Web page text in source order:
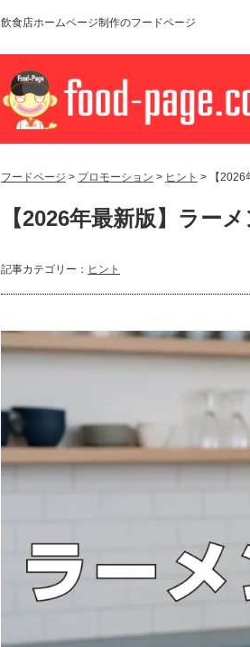
飲食店ホームページ制作のフードページ
フードページ > プロモーション > ヒント > 【2026
【2026年最新版】ラー
記事カテゴリー： ヒント